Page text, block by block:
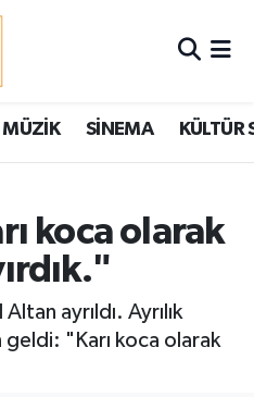
MÜZİK SİNEMA KÜLTÜR
koca olarak
ayrıldı. Ayrılık
geldi: "Karı koca olarak
ve Fikstür